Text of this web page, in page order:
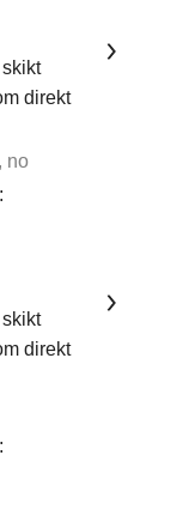
direkt
no
direkt